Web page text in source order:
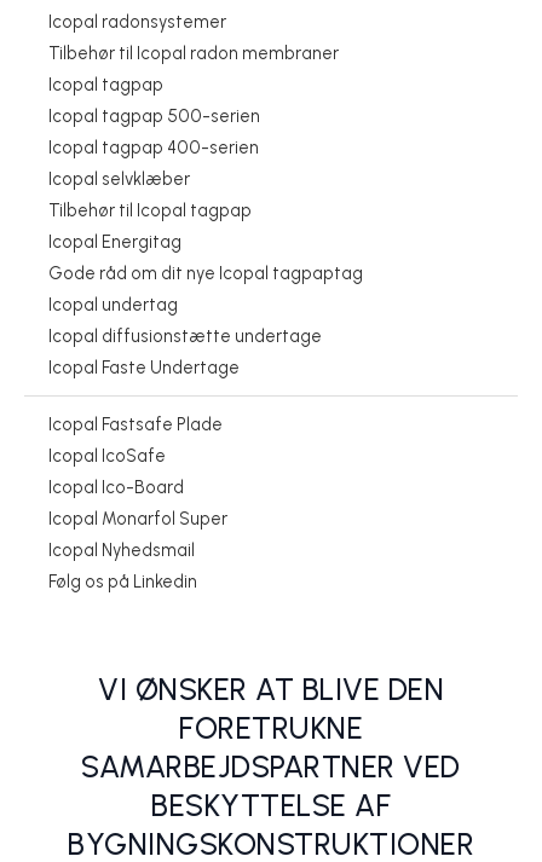
Icopal radonsystemer
Tilbehør til Icopal radon membraner
Icopal tagpap
Icopal tagpap 500-serien
Icopal tagpap 400-serien
Icopal selvklæber
Tilbehør til Icopal tagpap
Icopal Energitag
Gode råd om dit nye Icopal tagpaptag
Icopal undertag
Icopal diffusionstætte undertage
Icopal Faste Undertage
Icopal Fastsafe Plade
Icopal IcoSafe
Icopal Ico-Board
Icopal Monarfol Super
Icopal Nyhedsmail
Følg os på Linkedin
TAGBRANCHEN HAR FÅET NY SPILLER BYGGET PÅ DE STÆRKESTE
BRANDS
BMI Danmark (Icopal/Monier)
Icopal vil reducere antallet af byggeskader, der omhandler tag
BMI Danmark (Icopal/Monier)
TO STÆRKE GØR DET SELV-TAGPAPLØSNINGER FRA ICOPAL:
TOPSAFE OG SELVKLÆBER
BMI Danmark (Icopal/Monier)
Vindspærrer til taget
BMI Danmark (Icopal/Monier)
Sådan får du Icopal glasrækværk
BMI Danmark (Icopal/Monier)
VI ØNSKER AT BLIVE DEN
FORETRUKNE
SAMARBEJDSPARTNER VED
BESKYTTELSE AF
BYGNINGSKONSTRUKTIONER